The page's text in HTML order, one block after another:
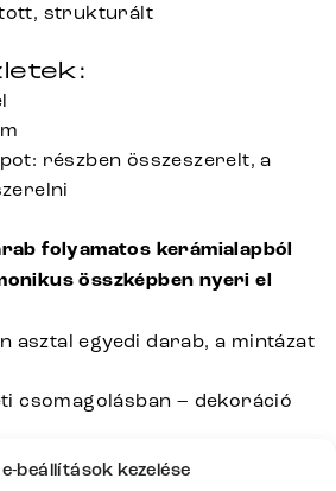
beállítások kezelése
strukturált
részben összeszerelt, a
folyamatos kerámialapból
összképben nyeri el
asztal egyedi darab, a mintázat
csomagolásban – dekoráció